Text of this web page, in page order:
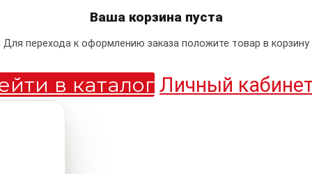
Ваша корзина пуста
Для перехода к оформлению заказа положите товар в корзину
в каталог Личный